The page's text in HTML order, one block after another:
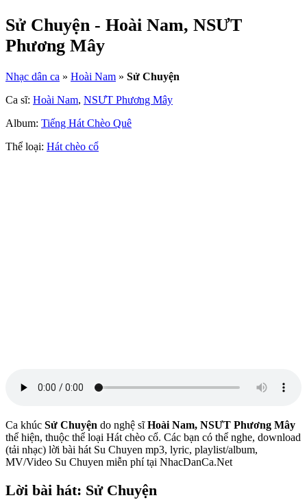
Sử Chuyện - Hoài Nam, NSƯT
Phương Mây
Nhạc dân ca » Hoài Nam » Sử Chuyện
Ca sĩ: Hoài Nam, NSƯT Phương Mây
Album: Tiếng Hát Chèo Quê
Thể loại: Hát chèo cổ
Ca khúc Sử Chuyện do nghệ sĩHoài Nam, NSƯT Phương Mây
thể hiện, thuộc thể loại Hát chèo cổ. Các bạn có thể nghe, download
(tải nhạc) lời bài hát Su Chuyen mp3, lyric, playlist/album,
MV/Video Su Chuyen miễn phí tại NhacDanCa.Net
Lời bài hát: Sử Chuyện